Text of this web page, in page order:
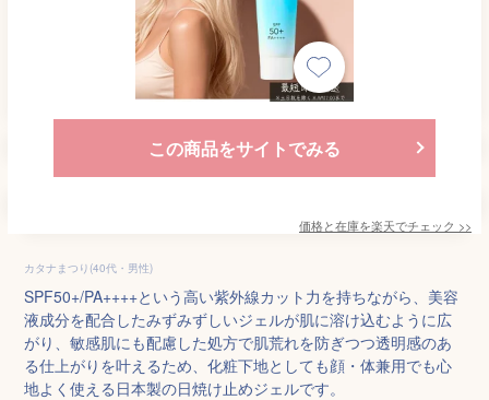
この商品をサイトでみる
価格と在庫を楽天でチェック >>
カタナまつり(40代・男性)
SPF50+/PA++++という高い紫外線カット力を持ちながら、美容
液成分を配合したみずみずしいジェルが肌に溶け込むように広
がり、敏感肌にも配慮した処方で肌荒れを防ぎつつ透明感のあ
る仕上がりを叶えるため、化粧下地としても顔・体兼用でも心
地よく使える日本製の日焼け止めジェルです。